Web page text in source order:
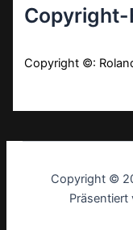
Copyright ©:
Copyright ©
Präsentiert